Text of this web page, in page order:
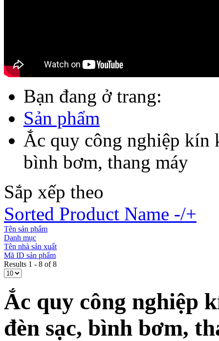
Bạn đang ở trang:
Sản phẩm
Ắc quy công nghiệp kín
bình bơm, thang máy
Sắp xếp theo
Sorted Product Name -/+
Tên sản phẩm
Danh mục
Tên nhà sản xuất
Mã ID sản phẩm
Results 1 - 8 of 8
Ắc quy công nghiệp
đèn sạc, bình bơm,